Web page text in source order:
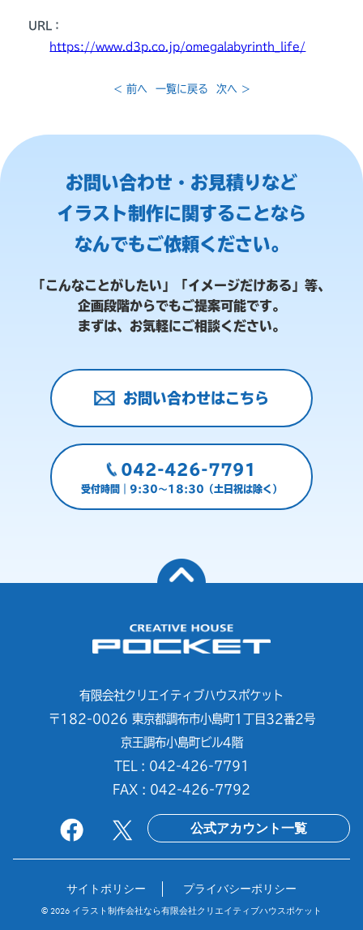
URL：
https://www.d3p.co.jp/omegalabyrinth_life/
< 前へ 一覧に戻る 次へ >
お問い合わせ・お見積りなど
イラスト制作に関することなら
なんでもご依頼ください。
「こんなことがしたい」「イメージだけある」等、
企画段階からでもご提案可能です。
まずは、お気軽にご相談ください。
お問い合わせはこちら
042-426-7791
受付時間｜9:30～18:30（土日祝は除く）
有限会社クリエイティブハウスポケット
〒182-0026 東京都調布市小島町1丁目32番2号
京王調布小島町ビル4階
TEL : 042-426-7791
FAX : 042-426-7792
公式アカウント一覧
サイトポリシー プライバシーポリシー
© 2026 イラスト制作会社なら有限会社クリエイティブハウスポケット